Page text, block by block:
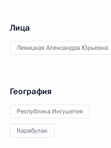
Лица
Левицкая Александра Юрьевна
География
Республика Ингушетия
Карабулак